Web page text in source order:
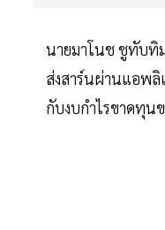
นายมาโนช ชูทับทิ
ส่งสาร์นผ่านแอพลิ
กับงบกำไรขาดทุน